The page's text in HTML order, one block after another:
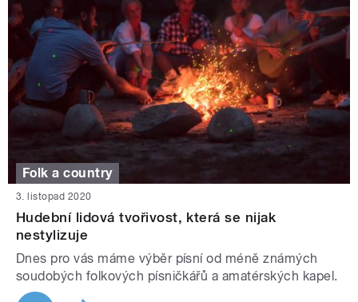
Folk a country
3. listopad 2020
Hudební lidová tvořivost, která se nijak
nestylizuje
Dnes pro vás máme výběr písní od méně známých
soudobých folkových písničkářů a amatérských kapel.